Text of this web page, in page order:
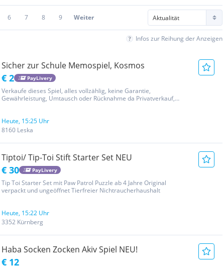
6 7 8 9 Weiter
Infos zur Reihung der Anzeigen
Sicher zur Schule Memospiel, Kosmos
€ 2 PayLivery
Verkaufe dieses Spiel, alles vollzählig, keine Garantie,
Gewährleistung, Umtausch oder Rücknahme da Privatverkauf,
Heute, 15:25 Uhr
8160 Leska
Tiptoi/ Tip-Toi Stift Starter Set NEU
€ 30 PayLivery
Tip Toi Starter Set mit Paw Patrol Puzzle ab 4 Jahre Original
verpackt und ungeöffnet Tierfreier Nichtraucherhaushalt
Heute, 15:22 Uhr
3352 Kürnberg
Haba Socken Zocken Akiv Spiel NEU!
€ 12